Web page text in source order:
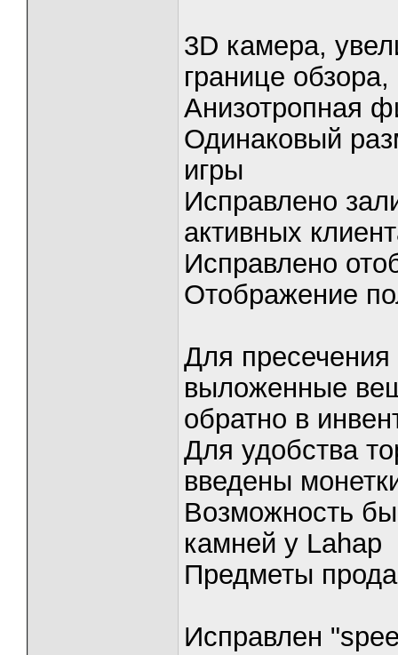
3D камера,
границе
Анизотропная
Одинаковый
игры
Исправлено
активных
Исправлено
Отображение
Для пресечения
выложенные
обратно в
Для удобства
введены
Возможность
камней у Lahap
Предметы
Исправлен